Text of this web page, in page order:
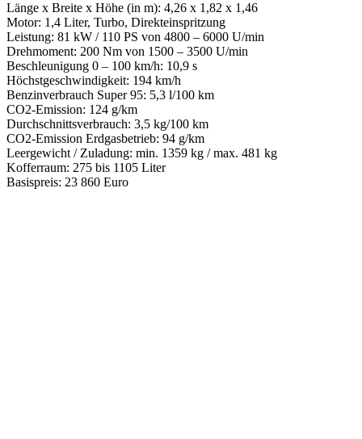
Länge x Breite x Höhe (in m): 4,26 x 1,82 x 1,46
Motor: 1,4 Liter, Turbo, Direkteinspritzung
Leistung: 81 kW / 110 PS von 4800 – 6000 U/min
Drehmoment: 200 Nm von 1500 – 3500 U/min
Beschleunigung 0 – 100 km/h: 10,9 s
Höchstgeschwindigkeit: 194 km/h
Benzinverbrauch Super 95: 5,3 l/100 km
CO2-Emission: 124 g/km
Durchschnittsverbrauch: 3,5 kg/100 km
CO2-Emission Erdgasbetrieb: 94 g/km
Leergewicht / Zuladung: min. 1359 kg / max. 481 kg
Kofferraum: 275 bis 1105 Liter
Basispreis: 23 860 Euro